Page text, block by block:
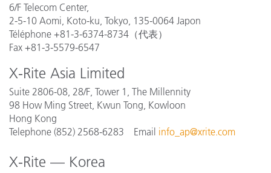
6/F Telecom Center,
2-5-10 Aomi, Koto-ku, Tokyo, 135-0064 Japon
Téléphone +81-3-6374-8734 （代表）
Fax +81-3-5579-6547
X-Rite Asia Limited
Suite 2806-08, 28/F, Tower 1, The Millennity
98 How Ming Street, Kwun Tong, Kowloon
Hong Kong
Telephone (852) 2568-6283 Email info_ap@xrite.com
X-Rite — Korea